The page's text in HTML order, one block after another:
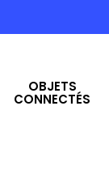
OBJETS
CONNECTÉS